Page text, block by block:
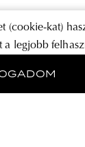
(cookie-kat)
a legjobb
A